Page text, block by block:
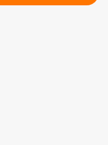
l'animation offensive» >